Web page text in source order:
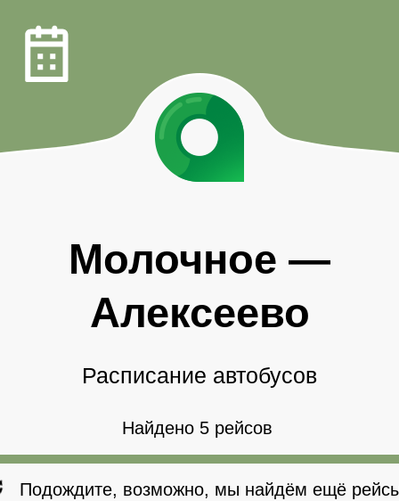
Молочное —
Алексеево
Расписание автобусов
Найдено 5 рейсов
Подождите, возможно, мы найдём ещё